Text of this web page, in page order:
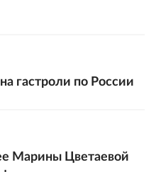
гастроли по России
Марины Цветаевой